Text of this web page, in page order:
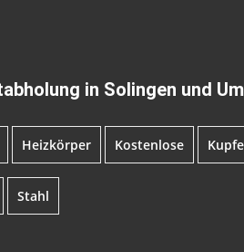
in Solingen und
Heizkörper Kostenlose
Stahl